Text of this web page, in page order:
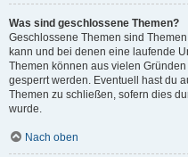
Was sind geschlossene Themen?
Geschlossene Themen sind
kann und bei denen eine laufende
Themen können aus vielen
gesperrt werden. Eventuell hast du
Themen zu schließen, sofern dies
wurde.
Nach oben